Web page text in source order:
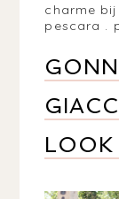
charme
pescara .